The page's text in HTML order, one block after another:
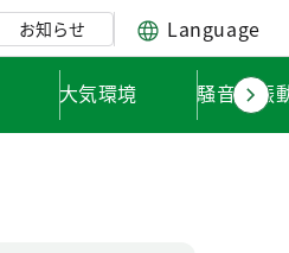
お知らせ Language
大気環境 騒音・振